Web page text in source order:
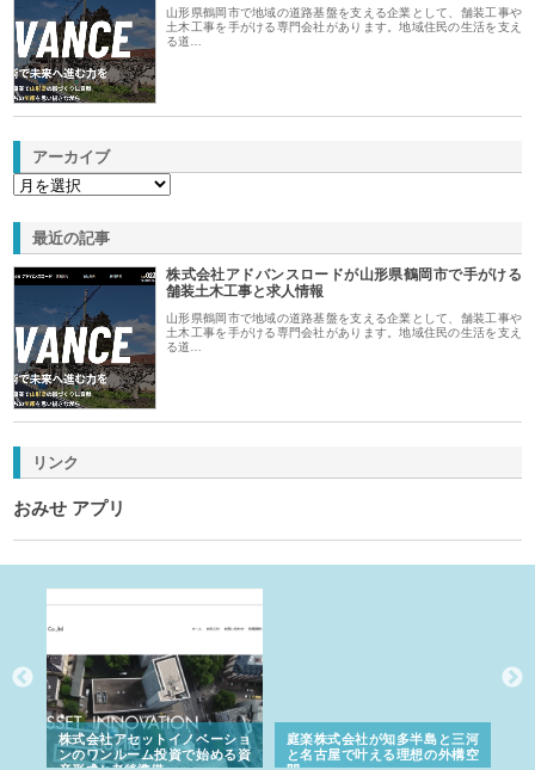
山形県鶴岡市で地域の道路基盤を支える企業として、舗装工事や
土木工事を手がける専門会社があります。地域住民の生活を支え
る道…
アーカイブ
最近の記事
株式会社アドバンスロードが山形県鶴岡市で手がける
舗装土木工事と求人情報
山形県鶴岡市で地域の道路基盤を支える企業として、舗装工事や
土木工事を手がける専門会社があります。地域住民の生活を支え
る道…
リンク
おみせ アプリ
株式会社アセットイノベーショ
ンのワンルーム投資で始める資
庭楽株式会社が知多半島と三河
と名古屋で叶える理想の外構空